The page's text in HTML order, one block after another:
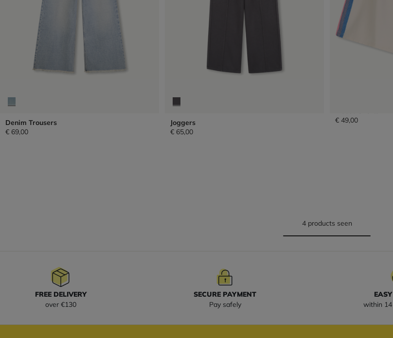
Denim Trousers
€ 69,00
Joggers
€ 65,00
€ 49,00
4 products seen
FREE DELIVERY
over €130
SECURE PAYMENT
Pay safely
within 14